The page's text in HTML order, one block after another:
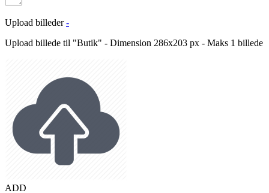
Upload billeder -
Upload billede til "Butik" - Dimension 286x203 px - Maks 1 billede
ADD